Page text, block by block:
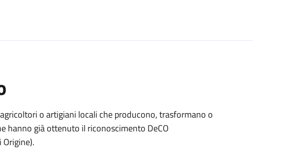
o artigiani locali che producono, trasformano o
hanno già ottenuto il riconoscimento DeCO